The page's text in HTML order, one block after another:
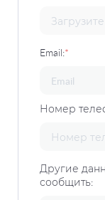
Email:*
Номер
Другие
сообщить: